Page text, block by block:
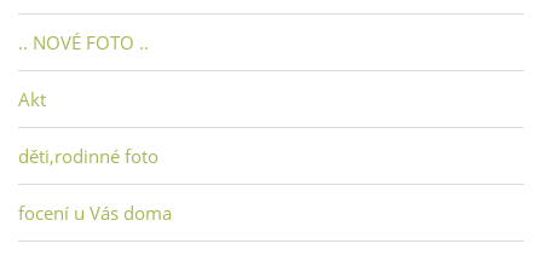
.. NOVÉ FOTO ..
Akt
děti,rodinné foto
focení u Vás doma